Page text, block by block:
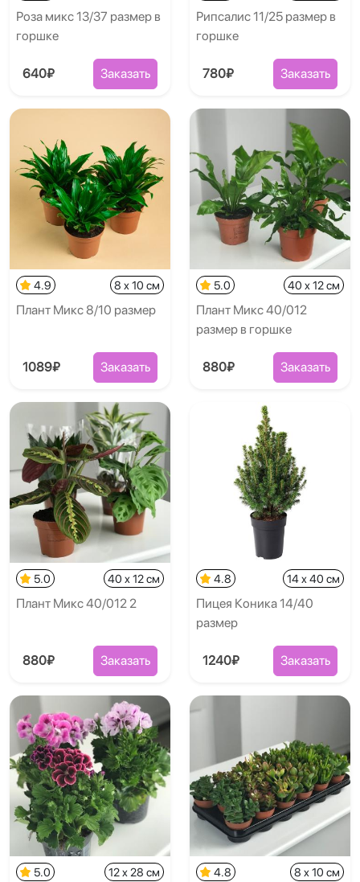
Роза микс 13/37 размер в
горшке
640₽ Заказать
Рипсалис 11/25 размер в
горшке
780₽ Заказать
4.9 8 x 10 см
Плант Микс 8/10 размер
1089₽ Заказать
5.0 40 x 12 см
Плант Микс 40/012
размер в горшке
880₽ Заказать
5.0 40 x 12 см
Плант Микс 40/012 2
880₽ Заказать
4.8 14 x 40 см
Пицея Коника 14/40
размер
1240₽ Заказать
5.0 12 x 28 см 4.8 8 x 10 см